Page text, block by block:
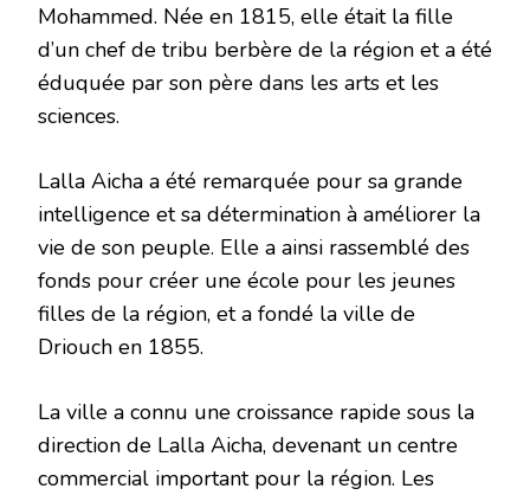
Mohammed. Née en 1815, elle était la fille
d’un chef de tribu berbère de la région et a été
éduquée par son père dans les arts et les
sciences.
Lalla Aicha a été remarquée pour sa grande
intelligence et sa détermination à améliorer la
vie de son peuple. Elle a ainsi rassemblé des
fonds pour créer une école pour les jeunes
filles de la région, et a fondé la ville de
Driouch en 1855.
La ville a connu une croissance rapide sous la
direction de Lalla Aicha, devenant un centre
commercial important pour la région. Les